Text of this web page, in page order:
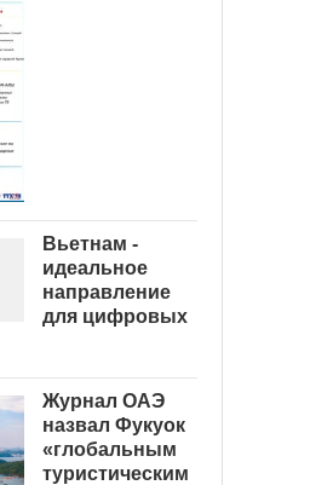
Вьетнам -
идеальное
направление
для цифровых
Журнал ОАЭ
назвал Фукуок
«глобальным
туристическим